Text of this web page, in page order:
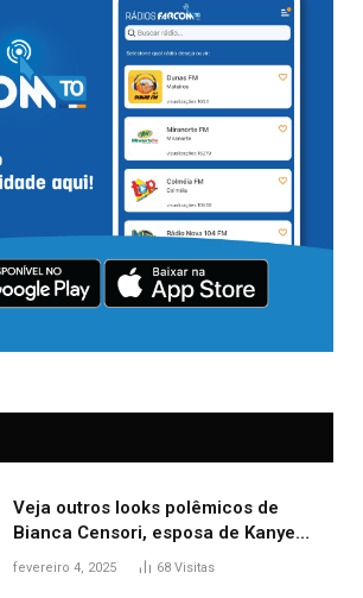
Veja outros looks polêmicos de
Bianca Censori, esposa de Kanye
West que apareceu nua no Grammy
fevereiro 4, 2025 68 Visitas